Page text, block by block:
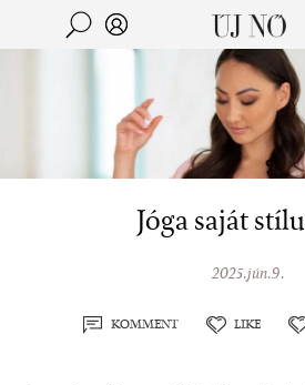
Jump to
Kereső
Jóga saját
2025.jún.9.
KOMMENT LIKE